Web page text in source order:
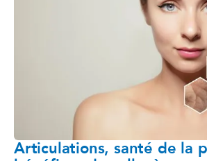
Articulations, santé de la